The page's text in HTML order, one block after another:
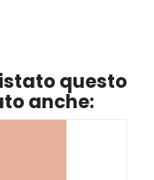
questo
anche: